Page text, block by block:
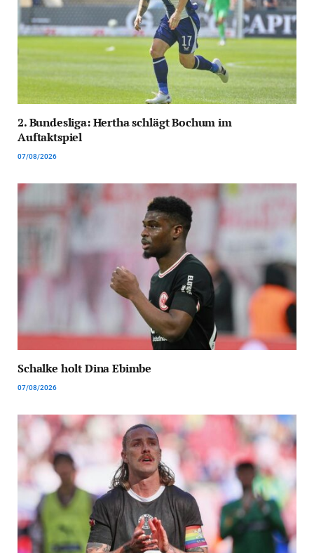
2. Bundesliga: Hertha schlägt Bochum im
Auftaktspiel
07/08/2026
Schalke holt Dina Ebimbe
07/08/2026